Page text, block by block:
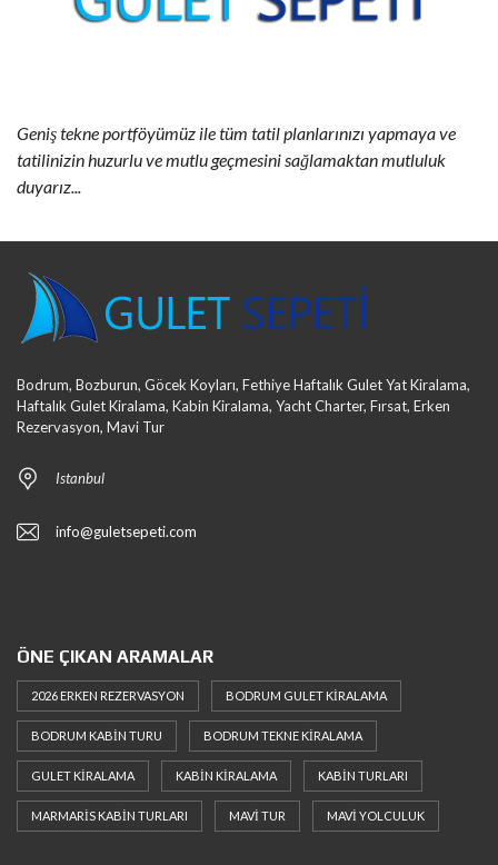
Geniş tekne portföyümüz ile tüm tatil planlarınızı yapmaya ve
tatilinizin huzurlu ve mutlu geçmesini sağlamaktan mutluluk
duyarız...
Bodrum, Bozburun, Göcek Koyları, Fethiye Haftalık Gulet Yat Kiralama,
Haftalık Gulet Kiralama, Kabin Kiralama, Yacht Charter, Fırsat, Erken
Rezervasyon, Mavi Tur
Istanbul
info@guletsepeti.com
ÖNE ÇIKAN ARAMALAR
2026 ERKEN REZERVASYON BODRUM GULET KIRALAMA
BODRUM KABIN TURU BODRUM TEKNE KIRALAMA
GULET KIRALAMA KABIN KIRALAMA KABIN TURLARI
MARMARIS KABIN TURLARI MAVI TUR MAVI YOLCULUK